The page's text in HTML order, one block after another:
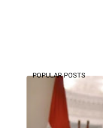
POPULAR POSTS